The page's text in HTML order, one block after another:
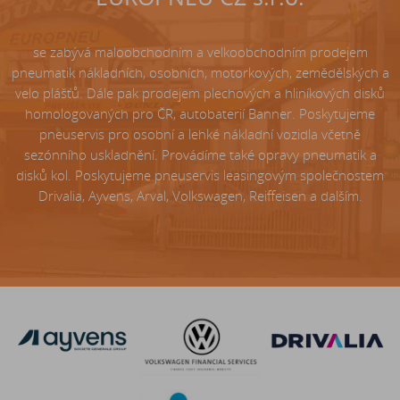
se zabývá maloobchodním a velkoobchodním prodejem
pneumatik nákladních, osobních, motorkových, zemědělských a
velo plášťů. Dále pak prodejem plechových a hliníkových disků
homologovaných pro ČR, autobaterií Banner. Poskytujeme
pneuservis pro osobní a lehké nákladní vozidla včetně
sezónního uskladnění. Provádíme také opravy pneumatik a
disků kol. Poskytujeme pneuservis leasingovým společnostem
Drivalia, Ayvens, Arval, Volkswagen, Reiffeisen a dalším.